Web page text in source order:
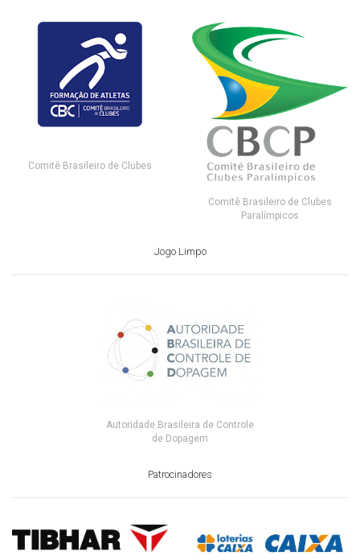
Comitê Brasileiro de Clubes
Comitê Brasileiro de Clubes
Paralímpicos
Jogo Limpo
Autoridade Brasileira de Controle
de Dopagem
Patrocinadores